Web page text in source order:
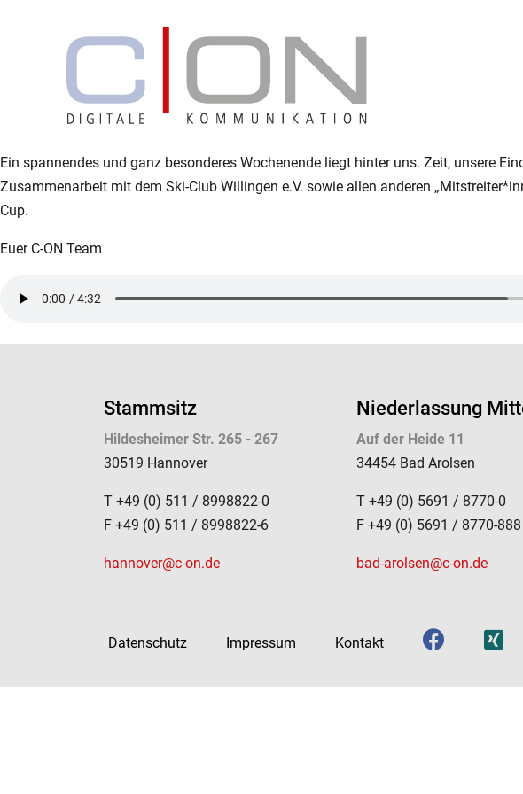
Ein spannendes und ganz besonderes Wochenende liegt hinter uns. Zeit, unsere
Zusammenarbeit mit dem Ski-Club Willingen e.V. sowie allen anderen
Cup.
Euer C-ON Team
Stammsitz
Hildesheimer Str. 265 - 267
30519 Hannover
T +49 (0) 511 / 8998822-0
F +49 (0) 511 / 8998822-6
hannover@c-on.de
Niederlassung
Auf der Heide 11
34454 Bad Arolsen
T +49 (0) 5691 / 8770-0
F +49 (0) 5691 / 8770-888
bad-arolsen@c-on.de
Datenschutz Impressum Kontakt